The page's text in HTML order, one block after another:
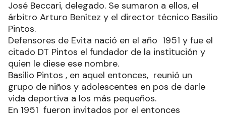
José Beccari, delegado. Se sumaron a ellos, el
árbitro Arturo Benítez y el director técnico Basilio
Pintos.
Defensores de Evita nació en el año 1951 y fue el
citado DT Pintos el fundador de la institución y
quien le diese ese nombre.
Basilio Pintos , en aquel entonces, reunió un
grupo de niños y adolescentes en pos de darle
vida deportiva a los más pequeños.
En 1951 fueron invitados por el entonces